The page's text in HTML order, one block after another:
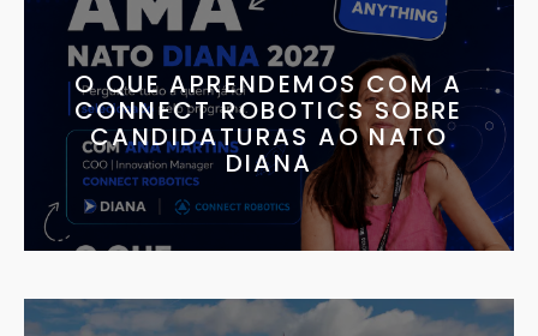
O QUE APRENDEMOS COM A
CONNECT ROBOTICS SOBRE
CANDIDATURAS AO NATO
DIANA